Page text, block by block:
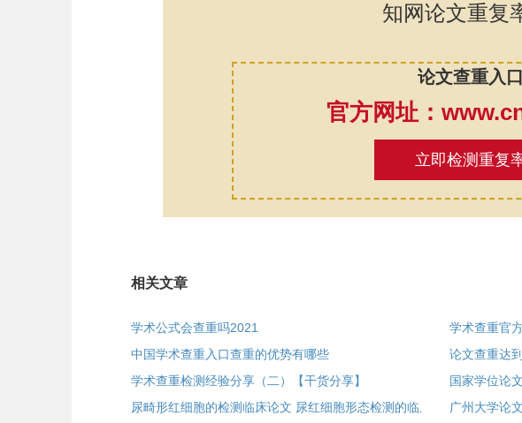
知网论文重复
论文查重入
官方网址：
立即检测重复
相关文章
学术公式会查重吗2021
中国学术查重入口查重的优势有哪些
学术查重检测经验分享（二）【干货分享】
尿畸形红细胞的检测临床论文 尿红细胞形态检测的临床
学术查重官
论文查重达
国家学位论
广州大学论